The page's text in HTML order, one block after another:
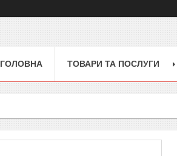
ГОЛОВНА ТОВАРИ ТА ПОСЛУГИ